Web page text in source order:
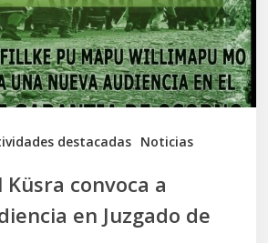
destacadas Noticias
convoca a
en Juzgado de